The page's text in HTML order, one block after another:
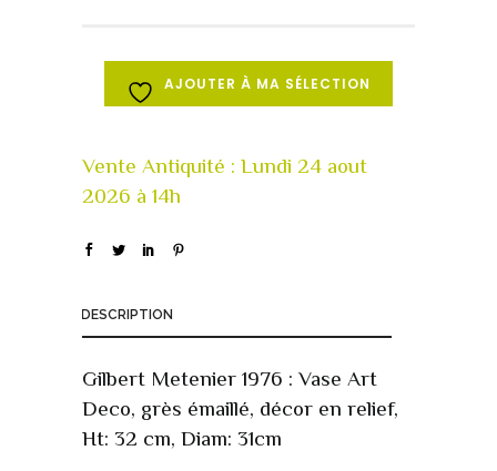
AJOUTER À MA SÉLECTION
DESCRIPTION
Gilbert Metenier 1976 : Vase Art
Deco, grès émaillé, décor en relief,
Ht: 32 cm, Diam: 31cm